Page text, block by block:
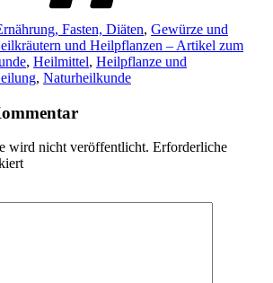
Fasten, Diäten, Gewürze und
und Heilpflanzen – Artikel zum
, Heilmittel, Heilpflanze und
, Naturheilkunde
wird nicht veröffentlicht. Erforderliche